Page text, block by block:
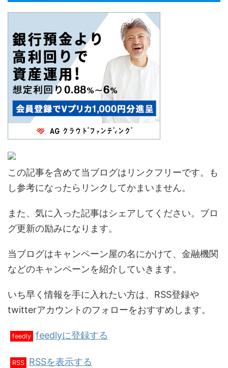
この記事を含めて当ブログはリンクフリーです。も
し参考になったらリンクしてかまいません。
また、気に入った記事はシェアしてください。ブロ
グ更新の励みになります。
当ブログはキャンペーン屋の名にかけて、金融機関
などのキャンペーンを紹介していきます。
いち早く情報を手に入れたい方は、RSS登録や
twitterアカウントのフォローをおすすめします。
feedly feedlyに登録する
RSS RSSを表示する